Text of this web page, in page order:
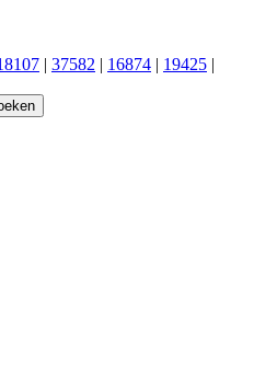
| 37582 | 16874 | 19425 |